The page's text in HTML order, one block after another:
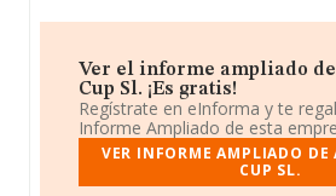
Ver el informe ampliado
Cup Sl. ¡Es gratis!
Regístrate en eInforma y te
Informe Ampliado de esta
VER INFORME AMPLIADO DE
CUP SL.